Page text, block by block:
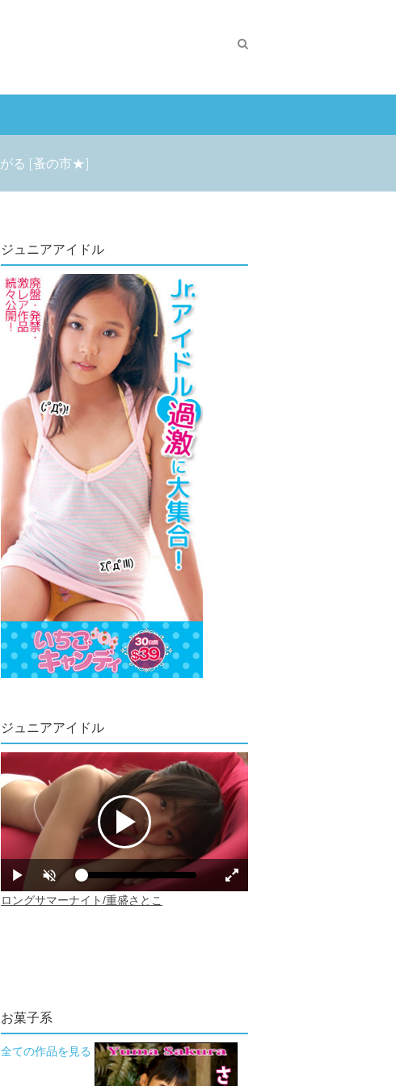
る [蚤の市★]
ジュニアアイドル
ジュニアアイドル
お菓子系
全ての作品を見る